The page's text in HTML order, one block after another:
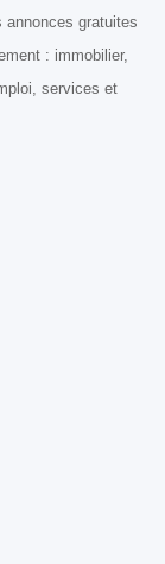
annonces gratuites
: immobilier,
services et